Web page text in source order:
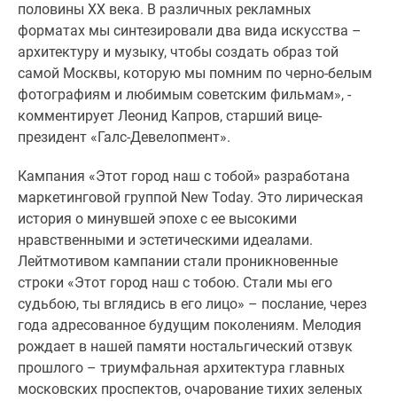
Семейная
ипотека
Военная
ипотека
Банки
программы
Медиа
Новости
недвижимости
Мнение
эксперта
Аналитика
рынка
Покупателю
Экспертиза
новостроек
Эксперты
половины XX века. В различных рекламных
форматах мы синтезировали два вида искусства –
архитектуру и музыку, чтобы создать образ той
самой Москвы, которую мы помним по черно-белым
фотографиям и любимым советским фильмам», -
комментирует Леонид Капров, старший вице-
президент «Галс-Девелопмент».
Кампания «Этот город наш с тобой» разработана
маркетинговой группой New Today. Это лирическая
история о минувшей эпохе с ее высокими
нравственными и эстетическими идеалами.
Лейтмотивом кампании стали проникновенные
строки «Этот город наш с тобою. Стали мы его
судьбою, ты вглядись в его лицо» – послание, через
года адресованное будущим поколениям. Мелодия
рождает в нашей памяти ностальгический отзвук
прошлого – триумфальная архитектура главных
московских проспектов, очарование тихих зеленых